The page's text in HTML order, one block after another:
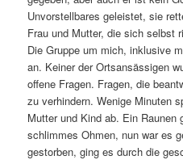
Unvorstellbares geleistet, sie
Frau und Mutter, die sich selbst
Die Gruppe um mich, inklusive
an. Keiner der Ortsansässigen
offene Fragen. Fragen, die
zu verhindern. Wenige Minuten
Mutter und Kind ab. Ein Raunen
schlimmes Ohmen, nun war es
gestorben, ging es durch die